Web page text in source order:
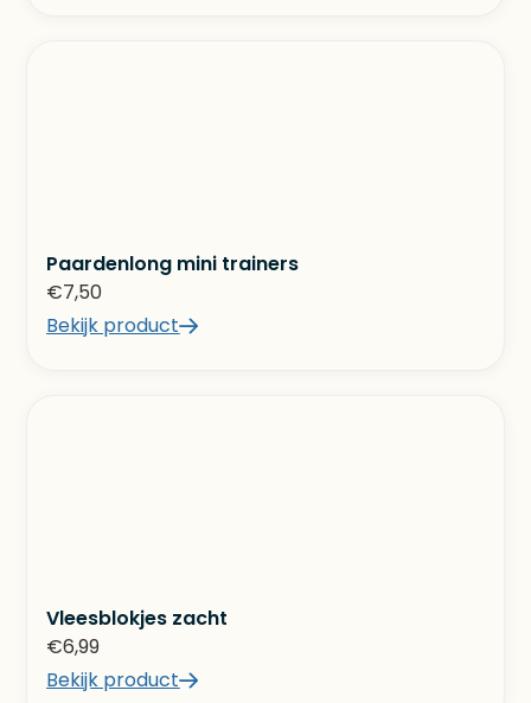
Paardenlong mini trainers
€7,50
Bekijk product
Vleesblokjes zacht
€6,99
Bekijk product